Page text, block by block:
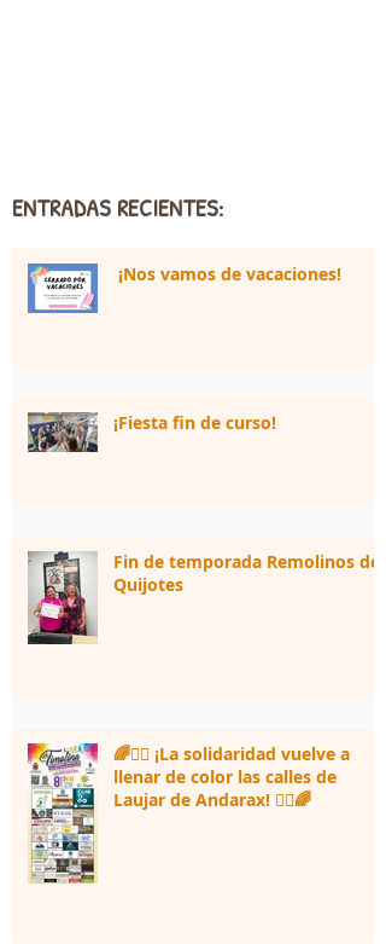
ENTRADAS RECIENTES:
¡Nos vamos de vacaciones!
¡Fiesta fin de curso!
Fin de temporada Remolinos de
Quijotes
🌈🏃‍♀️ ¡La solidaridad vuelve a
llenar de color las calles de
Laujar de Andarax! 🏃‍♂️🌈